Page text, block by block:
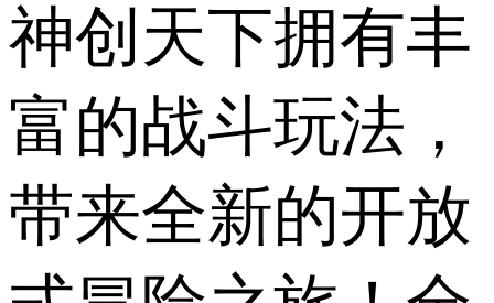
神创天下拥有丰
富的战斗玩法，
带来全新的开放